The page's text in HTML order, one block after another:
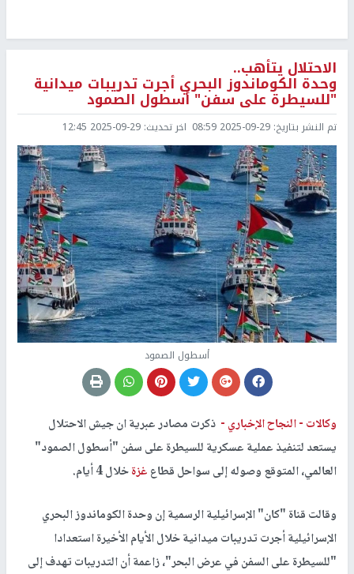
الاحتلال يتأهب..
وحدة الكوماندوز البحري أجرت تدريبات ميدانية
"للسيطرة على سفن" أسطول الصمود
تم النشر بتاريخ: 2025-09-29 08:59 اخر تحديث: 2025-09-29 12:45
أسطول الصمود
وكالات -النجاح الإخباري - ذكرت مصادر عبرية ان جيش الاحتلال
يستعد لتنفيذ عملية عسكرية للسيطرة على سفن "أسطول الصمود"
العالمي، المتوقع وصوله إلى سواحل قطاعغزةخلال 4 أيام.
وقالت قناة "كان" الإسرائيلية الرسمية إن وحدة الكوماندوز البحري
الإسرائيلية أجرت تدريبات ميدانية خلال الأيام الأخيرة استعدادا
"للسيطرة على السفن في عرض البحر"، زاعمة أن التدريبات تهدف إلى